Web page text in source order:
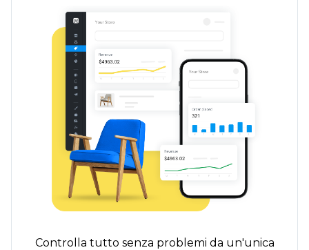
Controlla tutto senza problemi da un'unica